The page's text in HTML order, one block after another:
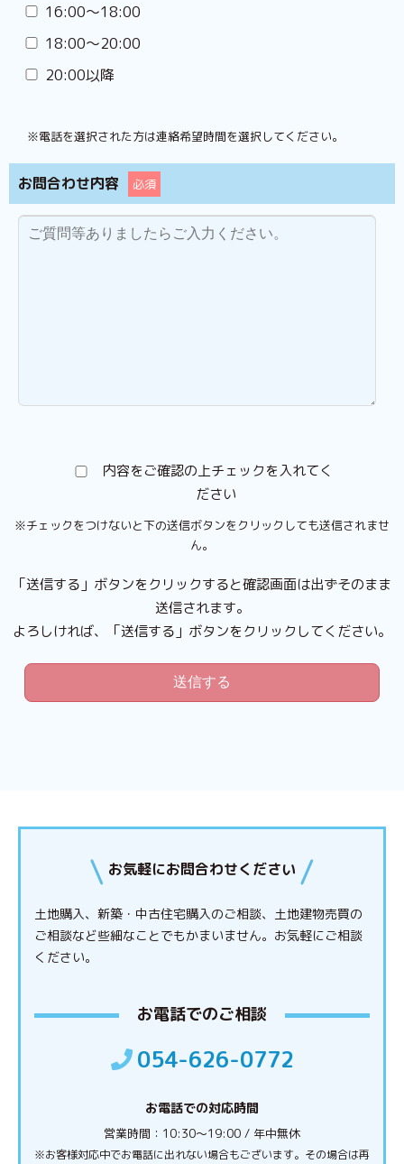
16:00〜18:00
18:00〜20:00
20:00以降
※電話を選択された方は連絡希望時間を選択してください。
お問合わせ内容 必須
内容をご確認の上チェックを入れてく
ださい
※チェックをつけないと下の送信ボタンをクリックしても送信されませ
ん。
「送信する」ボタンをクリックすると確認画面は出ずそのまま
送信されます。
よろしければ、「送信する」ボタンをクリックしてください。
お気軽にお問合わせください
土地購入、新築・中古住宅購入のご相談、土地建物売買の
ご相談など些細なことでもかまいません。 お気軽にご相談
ください。
お電話でのご相談
054-626-0772
お電話での対応時間
営業時間：10:30〜19:00 / 年中無休
※お客様対応中でお電話に出れない場合もございます。その場合は再